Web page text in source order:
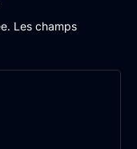
Les champs